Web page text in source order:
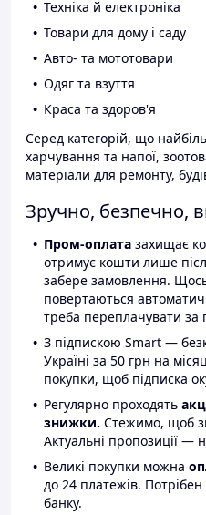
Техніка й електроніка
Товари для дому і саду
Авто- та мототовари
Одяг та взуття
Краса та здоров'я
Серед категорій, що
харчування та напої,
матеріали для ремонту,
Зручно, безпечно,
Пром-оплата захищає
отримує кошти лише
забере замовлення.
повертаються
треба переплачувати за
З підпискою Smart —
Україні за 50 грн на
покупки, щоб підписка
Регулярно проходять
знижки. Стежимо, щоб
Актуальні пропозиції —
Великі покупки можна
до 24 платежів.
банку.